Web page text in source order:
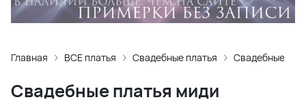
Главная ВСЕ платья Свадебные платья Свадебные
Свадебные платья миди